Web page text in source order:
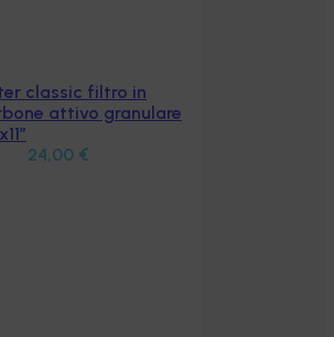
carrello
classic filtro in
attivo granulare
24,00 €